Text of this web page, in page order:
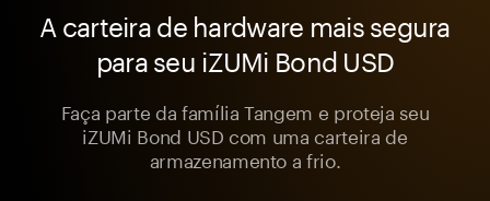
A carteira de hardware mais segura
para seu iZUMi Bond USD
Faça parte da família Tangem e proteja seu
iZUMi Bond USD com uma carteira de
armazenamento a frio.